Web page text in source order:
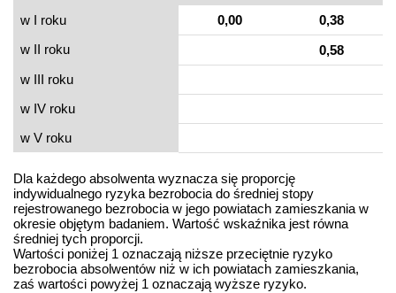
w I roku
0,00
0,38
w II roku
0,58
w III roku
w IV roku
w V roku
Dla każdego absolwenta wyznacza się proporcję
indywidualnego ryzyka bezrobocia do średniej stopy
rejestrowanego bezrobocia w jego powiatach zamieszkania w
okresie objętym badaniem. Wartość wskaźnika jest równa
średniej tych proporcji.
Wartości poniżej 1 oznaczają niższe przeciętnie ryzyko
bezrobocia absolwentów niż w ich powiatach zamieszkania,
zaś wartości powyżej 1 oznaczają wyższe ryzyko.